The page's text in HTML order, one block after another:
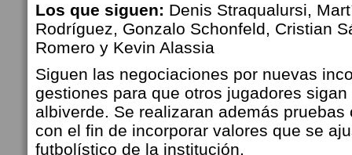
Los que siguen: Denis Straqualursi,
Rodríguez, Gonzalo Schonfeld, Cristian
Romero y Kevin Alassia
Siguen las negociaciones por nuevas
gestiones para que otros jugadores
albiverde. Se realizaran además pruebas
con el fin de incorporar valores que se
futbolístico de la institución.